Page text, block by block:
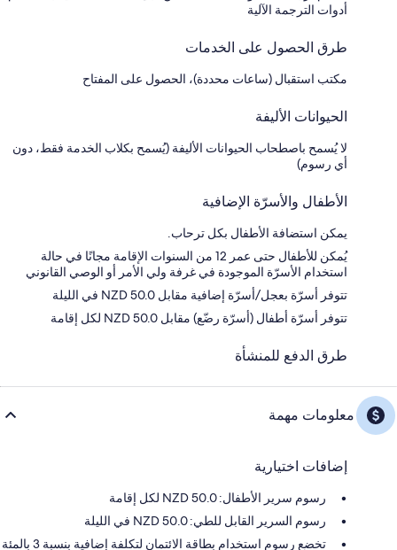
أدوات الترجمة الآلية
طرق الحصول على الخدمات
مكتب استقبال (ساعات محددة)، الحصول على المفتاح
الحيوانات الأليفة
لا يُسمح باصطحاب الحيوانات الأليفة (يُسمح بكلاب الخدمة فقط، دون
أي رسوم)
الأطفال والأسرّة الإضافية
يمكن استضافة الأطفال بكل ترحاب.
يُمكن للأطفال حتى عمر 12 من السنوات الإقامة مجانًا في حالة
استخدام الأسرّة الموجودة في غرفة ولي الأمر أو الوصي القانوني
تتوفر أسرّة بعجل/أسرّة إضافية مقابل NZD 50.0 في الليلة
تتوفر أسرّة أطفال (أسرّة رضّع) مقابل NZD 50.0 لكل إقامة
طرق الدفع للمنشأة
معلومات مهمة
إضافات اختيارية
رسوم سرير الأطفال: 50.0 NZD لكل إقامة
رسوم السرير القابل للطي: 50.0 NZD في الليلة
تخضع رسوم استخدام بطاقة الائتمان لتكلفة إضافية بنسبة 3 بالمئة